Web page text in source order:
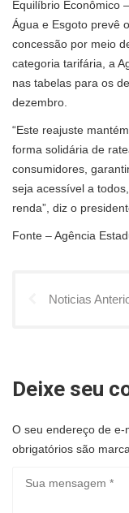
Equilíbrio Econômico
Água e Esgoto prevê
concessão por meio
categoria tarifária, a
nas tabelas para os
dezembro.
“Este reajuste
forma solidária de
consumidores,
seja acessível a
renda”, diz o
Fonte – Agência
Noticias
Deixe seu
O seu endereço de e-
obrigatórios são